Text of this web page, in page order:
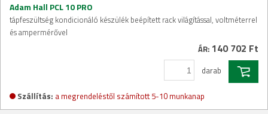
Adam Hall PCL 10 PRO
tápfeszültség kondicionáló készülék beépített rack világítással, voltméterrel
és ampermérővel
ÁR: 140 702 Ft
darab
Szállítás: a megrendeléstől számított 5-10 munkanap